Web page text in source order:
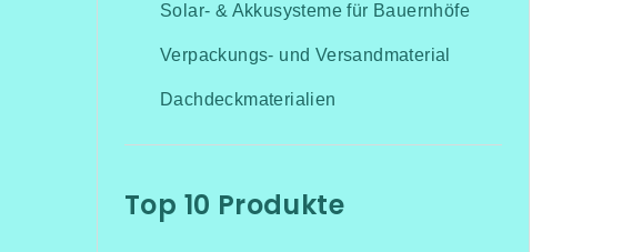
Solar- & Akkusysteme für Bauernhöfe
Verpackungs- und Versandmaterial
Dachdeckmaterialien
Top 10 Produkte